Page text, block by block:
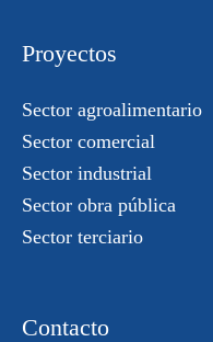
Proyectos
Sector agroalimentario
Sector comercial
Sector industrial
Sector obra pública
Sector terciario
Contacto